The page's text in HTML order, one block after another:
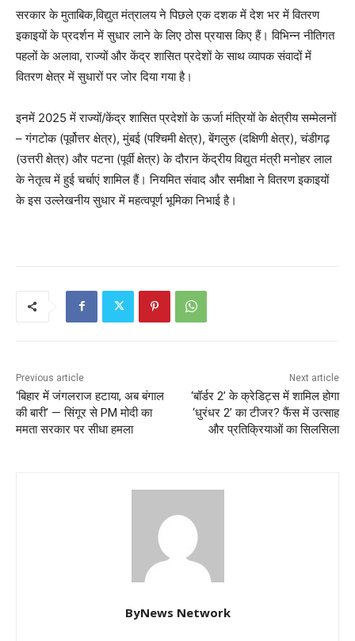
सरकार के मुताबिक,विद्युत मंत्रालय ने पिछले एक दशक में देश भर में वितरण
इकाइयों के प्रदर्शन में सुधार लाने के लिए ठोस प्रयास किए हैं। विभिन्न नीतिगत
पहलों के अलावा, राज्यों और केंद्र शासित प्रदेशों के साथ व्यापक संवादों में
वितरण क्षेत्र में सुधारों पर जोर दिया गया है।
इनमें 2025 में राज्यों/केंद्र शासित प्रदेशों के ऊर्जा मंत्रियों के क्षेत्रीय सम्मेलनों
– गंगटोक (पूर्वोत्तर क्षेत्र), मुंबई (पश्चिमी क्षेत्र), बेंगलुरु (दक्षिणी क्षेत्र), चंडीगढ़
(उत्तरी क्षेत्र) और पटना (पूर्वी क्षेत्र) के दौरान केंद्रीय विद्युत मंत्री मनोहर लाल
के नेतृत्व में हुई चर्चाएं शामिल हैं। नियमित संवाद और समीक्षा ने वितरण इकाइयों
के इस उल्लेखनीय सुधार में महत्वपूर्ण भूमिका निभाई है।
Previous article
‘बिहार में जंगलराज हटाया, अब बंगाल
की बारी’ — सिंगूर से PM मोदी का
ममता सरकार पर सीधा हमला
Next article
‘बॉर्डर 2’ के क्रेडिट्स में शामिल होगा
‘धुरंधर 2’ का टीजर? फैंस में उत्साह
और प्रतिक्रियाओं का सिलसिला
ByNews Network